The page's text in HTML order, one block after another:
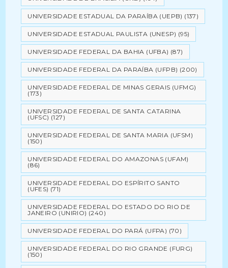
UNIVERSIDADE ESTADUAL DA PARAÍBA (UEPB) (137)
UNIVERSIDADE ESTADUAL PAULISTA (UNESP) (95)
UNIVERSIDADE FEDERAL DA BAHIA (UFBA) (87)
UNIVERSIDADE FEDERAL DA PARAÍBA (UFPB) (200)
UNIVERSIDADE FEDERAL DE MINAS GERAIS (UFMG)
(173)
UNIVERSIDADE FEDERAL DE SANTA CATARINA
(UFSC) (127)
UNIVERSIDADE FEDERAL DE SANTA MARIA (UFSM)
(150)
UNIVERSIDADE FEDERAL DO AMAZONAS (UFAM)
(86)
UNIVERSIDADE FEDERAL DO ESPÍRITO SANTO
(UFES) (71)
UNIVERSIDADE FEDERAL DO ESTADO DO RIO DE
JANEIRO (UNIRIO) (240)
UNIVERSIDADE FEDERAL DO PARÁ (UFPA) (70)
UNIVERSIDADE FEDERAL DO RIO GRANDE (FURG)
(150)